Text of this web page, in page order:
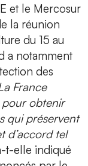
et le Mercosur
la réunion
du 15 au
a notamment
des
France
pour obtenir
qui préservent
d’accord tel
t-elle indiqué